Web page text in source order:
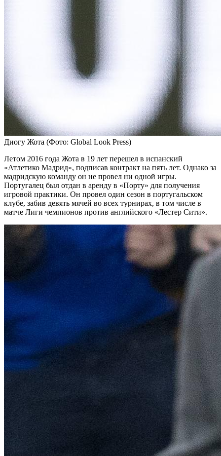
Диогу Жота (Фото: Global Look Press)
Летом 2016 года Жота в 19 лет перешел в испанский
«Атлетико Мадрид», подписав контракт на пять лет. Однако за
мадридскую команду он не провел ни одной игры.
Португалец был отдан в аренду в «Порту» для получения
игровой практики. Он провел один сезон в португальском
клубе, забив девять мячей во всех турнирах, в том числе в
матче Лиги чемпионов против английского «Лестер Сити».